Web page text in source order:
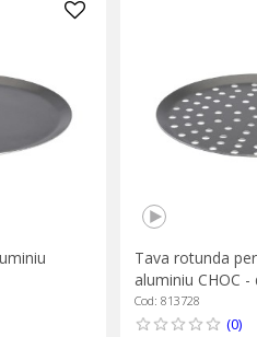
Tava rotunda
aluminiu CHOC -
Cod: 813728
(0)